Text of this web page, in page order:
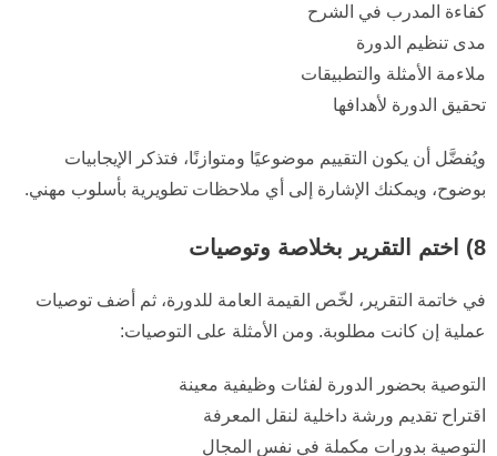
كفاءة المدرب في الشرح
مدى تنظيم الدورة
ملاءمة الأمثلة والتطبيقات
تحقيق الدورة لأهدافها
ويُفضَّل أن يكون التقييم موضوعيًا ومتوازنًا، فتذكر الإيجابيات
بوضوح، ويمكنك الإشارة إلى أي ملاحظات تطويرية بأسلوب مهني.
8) اختم التقرير بخلاصة وتوصيات
في خاتمة التقرير، لخّص القيمة العامة للدورة، ثم أضف توصيات
عملية إن كانت مطلوبة. ومن الأمثلة على التوصيات:
التوصية بحضور الدورة لفئات وظيفية معينة
اقتراح تقديم ورشة داخلية لنقل المعرفة
التوصية بدورات مكملة في نفس المجال